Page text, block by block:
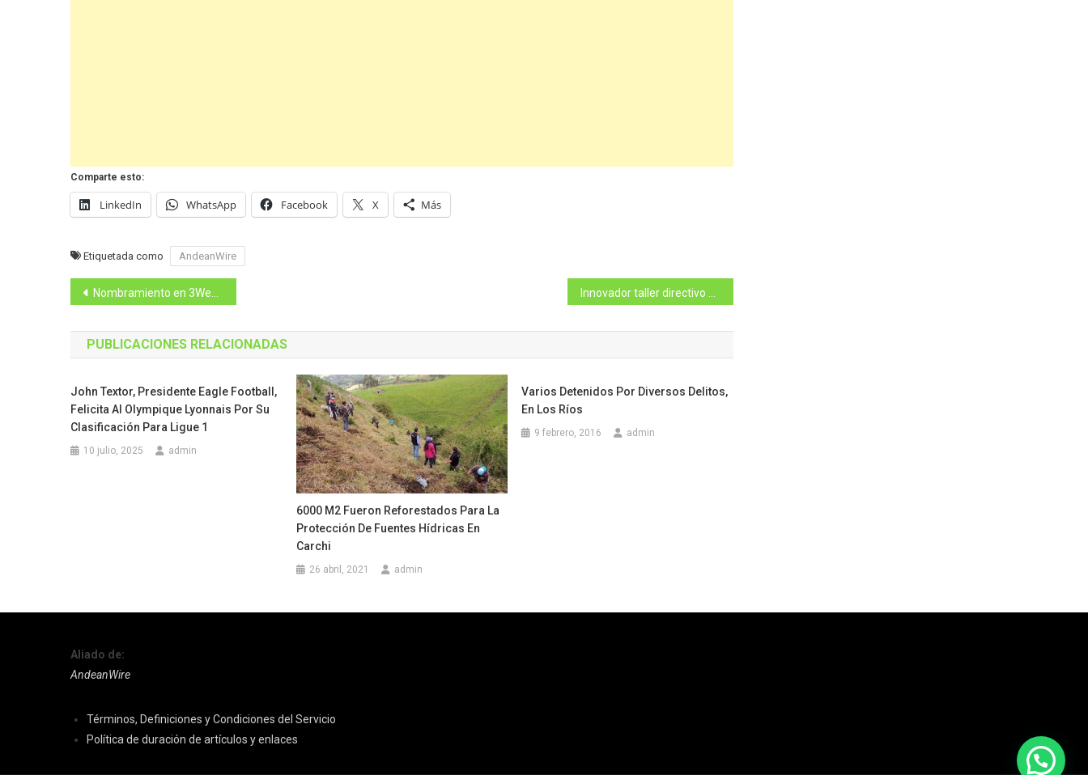
Comparte esto:
LinkedIn WhatsApp Facebook X Más
Etiquetada como AndeanWire
Navegación
de
entradas
Nombramiento en 3Weeks Consulting
PUBLICACIONES RELACIONADAS
John Textor, Presidente Eagle Football,
Felicita Al Olympique Lyonnais Por Su
Clasificación Para Ligue 1
10 julio, 2025 admin
6000 M2 Fueron Reforestados Para La
Protección De Fuentes Hídricas En
Carchi
26 abril, 2021 admin
Varios Detenidos Por Diversos Delitos,
En Los Ríos
9 febrero, 2016 admin
Aliado de:
AndeanWire
Términos, Definiciones y Condiciones del Servicio
Política de duración de artículos y enlaces